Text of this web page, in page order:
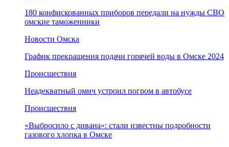
180 конфискованных приборов передали на нужды СВО
омские таможенники
Новости Омска
График прекращения подачи горячей воды в Омске 2024
Происшествия
Неадекватный омич устроил погром в автобусе
Происшествия
«Выбросило с дивана»: стали известны подробности
газового хлопка в Омске